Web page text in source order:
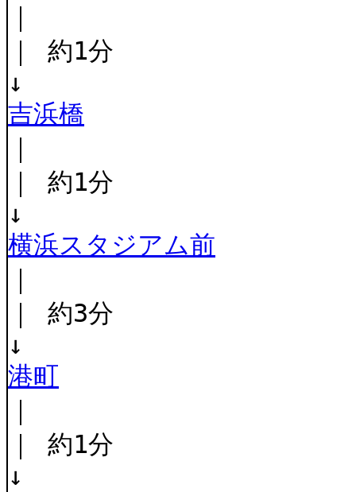
｜ 約1分
↓
吉浜橋
｜ 約1分
↓
横浜スタジアム前
｜ 約3分
↓
港町
｜ 約1分
↓